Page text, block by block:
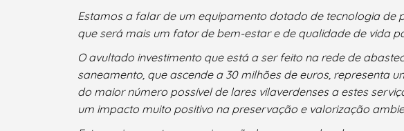
Estamos a falar de um equipamento dotado de tecnologia de
que será mais um fator de bem-estar e de qualidade de vida
O avultado investimento que está a ser feito na rede de
saneamento, que ascende a 30 milhões de euros, representa
do maior número possível de lares vilaverdenses a estes
um impacto muito positivo na preservação e valorização